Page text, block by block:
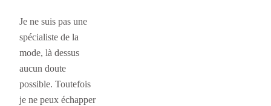
Je ne suis pas une
spécialiste de la
mode, là dessus
aucun doute
possible. Toutefois
je ne peux échapper